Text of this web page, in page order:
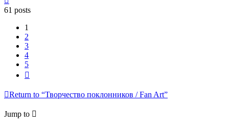
61 posts
1
2
3
4
5
Return to “Творчество поклонников / Fan Art”
Jump to